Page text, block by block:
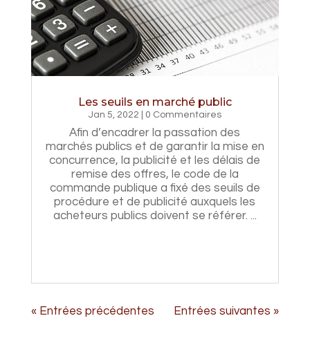
Les seuils en marché public
Jan 5, 2022 | 0 Commentaires
Afin d’encadrer la passation des
marchés publics et de garantir la mise en
concurrence, la publicité et les délais de
remise des offres, le code de la
commande publique a fixé des seuils de
procédure et de publicité auxquels les
acheteurs publics doivent se référer. ...
« Entrées précédentes Entrées suivantes »